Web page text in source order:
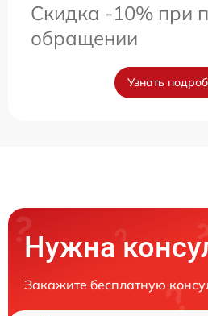
Скидка -10% при
обращении
Узнать
Нужна
Закажите бесплатную